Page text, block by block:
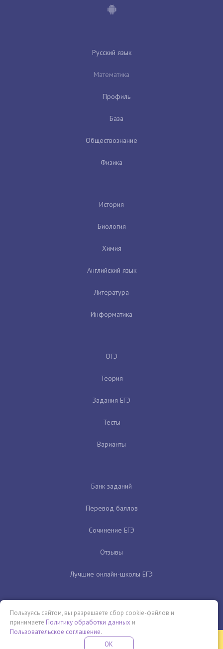
Русский язык
Математика
Профиль
База
Обществознание
Физика
История
Биология
Химия
Английский язык
Литература
Информатика
ОГЭ
Теория
Задания ЕГЭ
Тесты
Варианты
Банк заданий
Перевод баллов
Сочинение ЕГЭ
Отзывы
Лучшие онлайн-школы ЕГЭ
Бесплатная летняя школа
Пользуясь сайтом, вы разрешаете сбор cookie-файлов и
принимаете Политику обработки данных и
Пользовательское соглашение.
OK